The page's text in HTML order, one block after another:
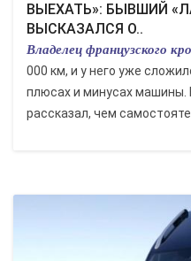
ВЫЕХАТЬ»: БЫВШИЙ
ВЫСКАЗАЛСЯ О..
Владелец французского
000 км, и у него уже
плюсах и минусах машины.
рассказал, чем